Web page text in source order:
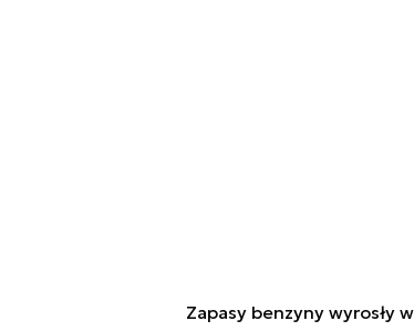
Zapasy benzyny wyrosły